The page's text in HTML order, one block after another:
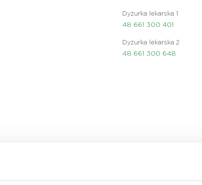
Dyżurka lekarska 1
48 661 300 401
Dyżurka lekarska 2
48 661 300 648